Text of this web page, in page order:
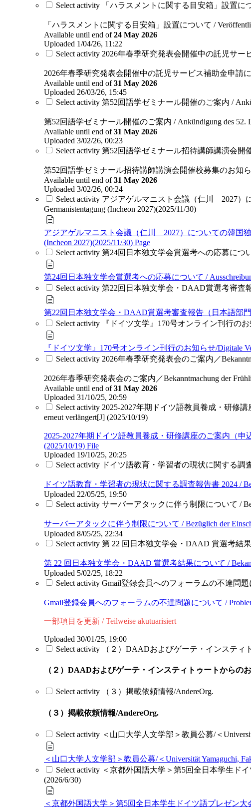
Select activity 「ハラスメントに関する目安箱」設置に
「ハラスメントに関する目安箱」設置について /
Available until end of24 May 2026
Uploaded 1/04/26, 11:22
Select activity 2026年春季研究発表会開催中の託児サー
2026年春季研究発表会開催中の託児サービス補助金申請に
Available until end of31 May 2026
Uploaded 26/03/26, 15:45
Select activity 第52回語学ゼミナール開催のご案内 /
第52回語学ゼミナール開催のご案内 / Ankündigung des 52.
Available until end of31 May 2026
Uploaded 3/02/26, 00:23
Select activity 第52回語学ゼミナール招待講師講演会開催
第52回語学ゼミナール招待講師講演会開催校募集のお知ら
Available until end of31 May 2026
Uploaded 3/02/26, 00:24
Select activity アジアゲルマニスト会議（仁川 2027）に
Germanistentagung (Incheon 2027)(2025/11/30)
アジアゲルマニスト会議（仁川 2027）についての韓国独文
(Incheon 2027)(2025/11/30) Page
Select activity 第24回日本独文学会賞選考への応募につ
第24回日本独文学会賞選考への応募について /
Select activity 第22回日本独文学会・DAAD賞選考審査
第22回日本独文学会・DAAD賞選考審査報告（日本語部門
Select activity 『ドイツ文学』170号オンライン刊行のお
『ドイツ文学』170号オンライン刊行のお知らせ/Digitale
Select activity 2026年春季研究発表会のご案内／
2026年春季研究発表会のご案内／Bekanntmachung der
Available until end of31 May 2026
Uploaded 31/10/25, 20:59
Select activity 2025-2027年期ドイツ語教員養成・研修講
erneut verlängert[J] (2025/10/19)
2025-2027年期ドイツ語教員養成・研修講座のご案内（申込
(2025/10/19) File
Uploaded 19/10/25, 20:25
Select activity ドイツ語教育・学習者の現状に関する調査
ドイツ語教育・学習者の現状に関する調査報告書 2024 /
Uploaded 22/05/25, 19:50
Select activity サーバーアタックに伴う制限について /
サーバーアタックに伴う制限について / Bezüglich der
Uploaded 8/05/25, 22:34
Select activity 第 22 回日本独文学会・DAAD 賞選考結果
第 22 回日本独文学会・DAAD 賞選考結果について /
Uploaded 5/02/25, 18:22
Select activity Gmail登録会員へのフォーラムの不達問題
Gmail登録会員へのフォーラムの不達問題について /
一部項目を更新 / Teilweise akutuarisiert
Uploaded 30/01/25, 19:00
Select activity （２）DAADおよびゲーテ・インスティ
（２）DAADおよびゲーテ・インスティトゥートからの
Select activity （３）掲載依頼情報/AndereOrg.
（３）掲載依頼情報/AndereOrg.
Select activity ＜山口大学人文学部＞教員公募/＜
＜山口大学人文学部＞教員公募/＜Universität Yamaguchi,
Select activity ＜京都外国語大学＞第5回全日本学生ドイ
(2026/6/30)
＜京都外国語大学＞第5回全日本学生ドイツ語プレゼン大会/